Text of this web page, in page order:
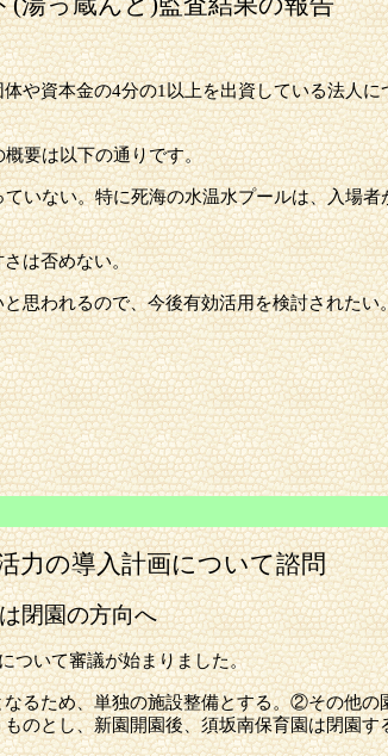
や資本金の4分の1以上を出資している法人
要は以下の通りです。
いない。特に死海の水温水プールは、入場
は否めない。
思われるので、今後有効活用を検討されたい
力の導入計画について諮問
閉園の方向へ
ついて審議が始まりました。
ため、単独の施設整備とする。②その他の
のとし、新園開園後、須坂南保育園は閉園す